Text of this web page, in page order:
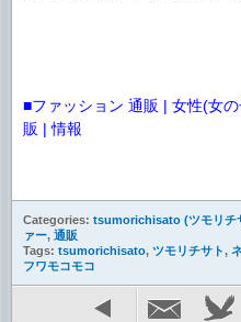
■ファッション 通販 | 女性(女
販 | 情報
Categories: tsumorichisato (ツモリチ
ァー, 通販
Tags: tsumorichisato, ツモリチサト,
フワモコモコ